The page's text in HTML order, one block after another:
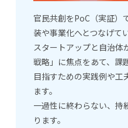
官民共創をPoC（実証）
装や事業化へとつなげて
スタートアップと自治体
戦略」に焦点をあて、課
目指すための実践例や工
ます。
一過性に終わらない、持
ります。